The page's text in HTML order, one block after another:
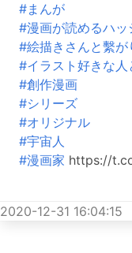
#まんが
#漫画が読めるハッ
#絵描きさんと繫が
#イラスト好きな人
#創作漫画
#シリーズ
#オリジナル
#宇宙人
#漫画家 https://
2020-12-31 16:04:15